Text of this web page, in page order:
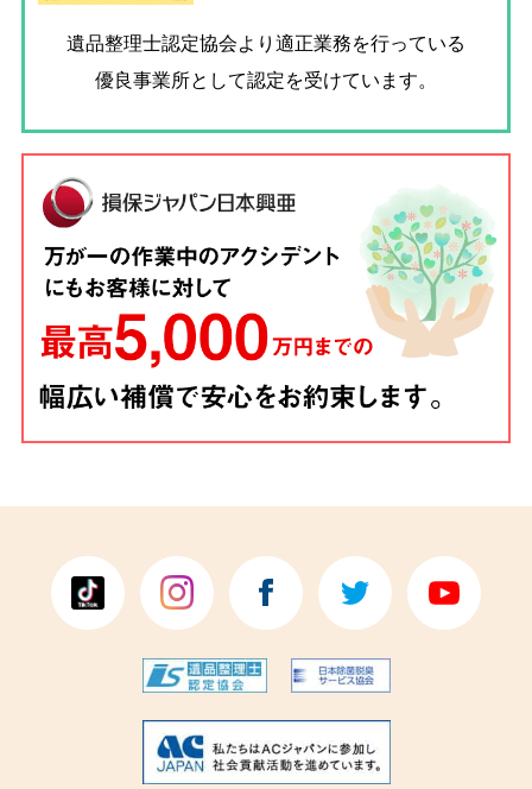
遺品整理士認定協会より適正業務を行っている
優良事業所として認定を受けています。